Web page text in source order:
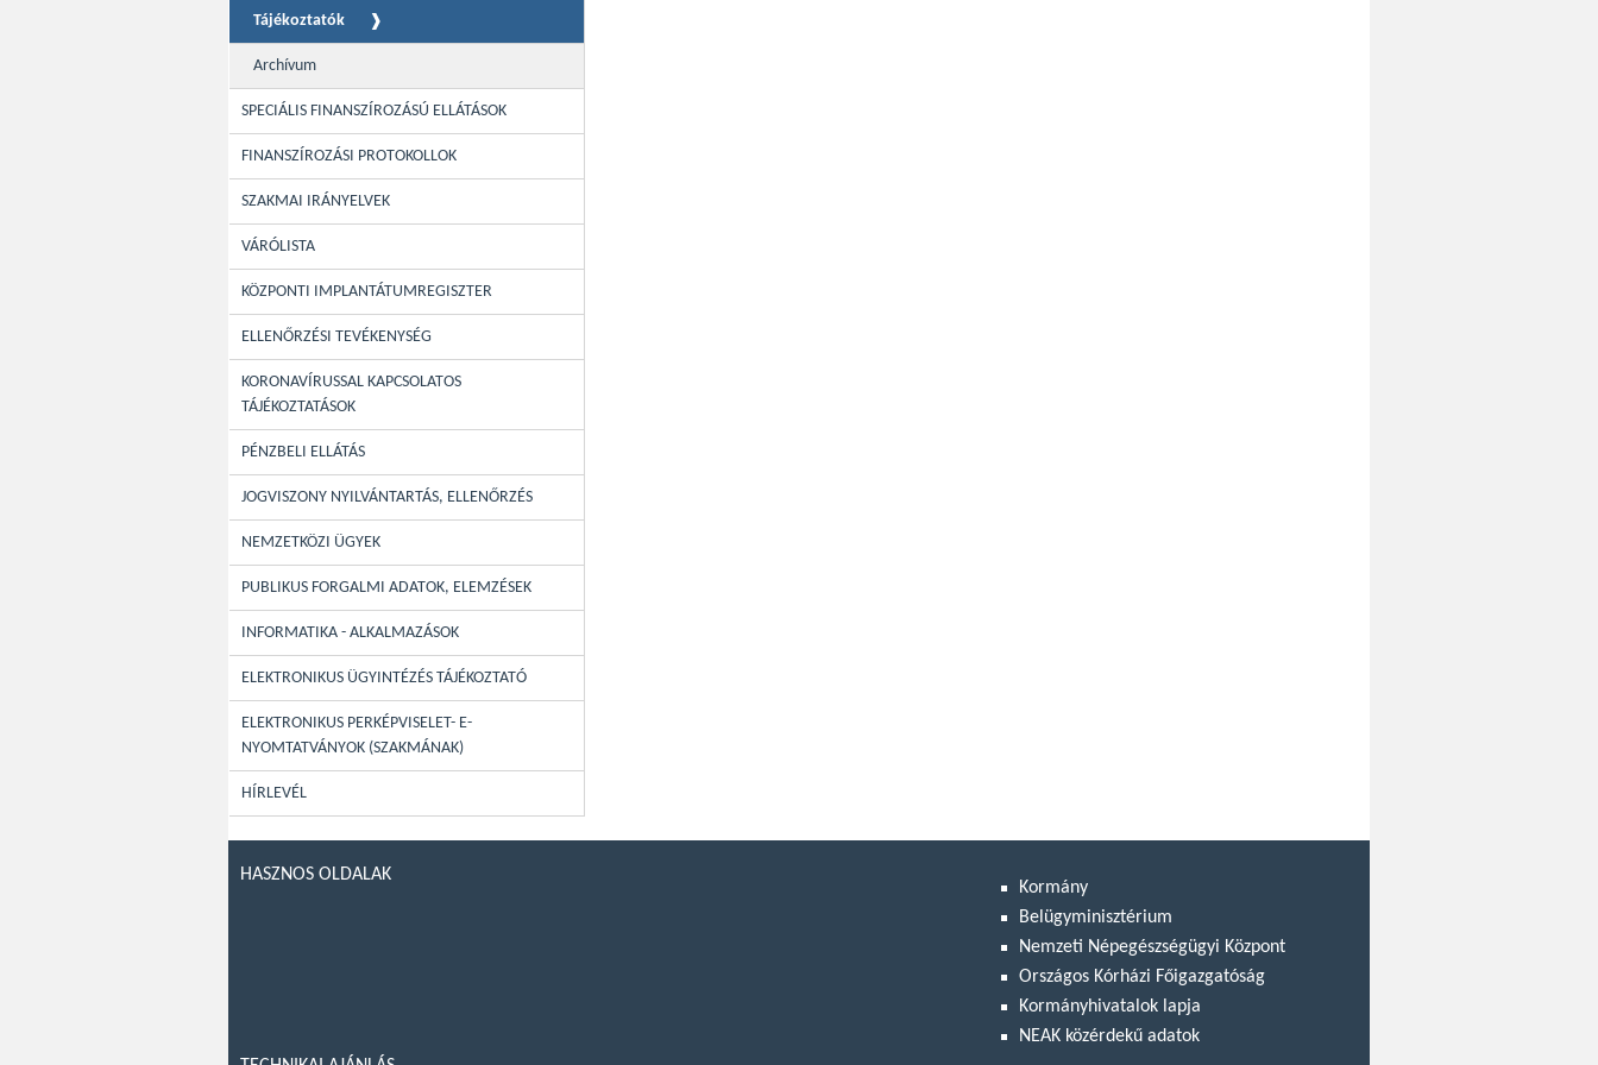
Tájékoztatók
Archívum
SPECIÁLIS FINANSZÍROZÁSÚ ELLÁTÁSOK
FINANSZÍROZÁSI PROTOKOLLOK
SZAKMAI IRÁNYELVEK
VÁRÓLISTA
KÖZPONTI IMPLANTÁTUMREGISZTER
ELLENŐRZÉSI TEVÉKENYSÉG
KORONAVÍRUSSAL KAPCSOLATOS
TÁJÉKOZTATÁSOK
PÉNZBELI ELLÁTÁS
JOGVISZONY NYILVÁNTARTÁS, ELLENŐRZÉS
NEMZETKÖZI ÜGYEK
PUBLIKUS FORGALMI ADATOK, ELEMZÉSEK
INFORMATIKA - ALKALMAZÁSOK
ELEKTRONIKUS ÜGYINTÉZÉS TÁJÉKOZTATÓ
ELEKTRONIKUS PERKÉPVISELET- E-
NYOMTATVÁNYOK (SZAKMÁNAK)
HÍRLEVÉL
HASZNOS OLDALAK
Kormány
Belügyminisztérium
Nemzeti Népegészségügyi Központ
Országos Kórházi Főigazgatóság
Kormányhivatalok lapja
NEAK közérdekű adatok